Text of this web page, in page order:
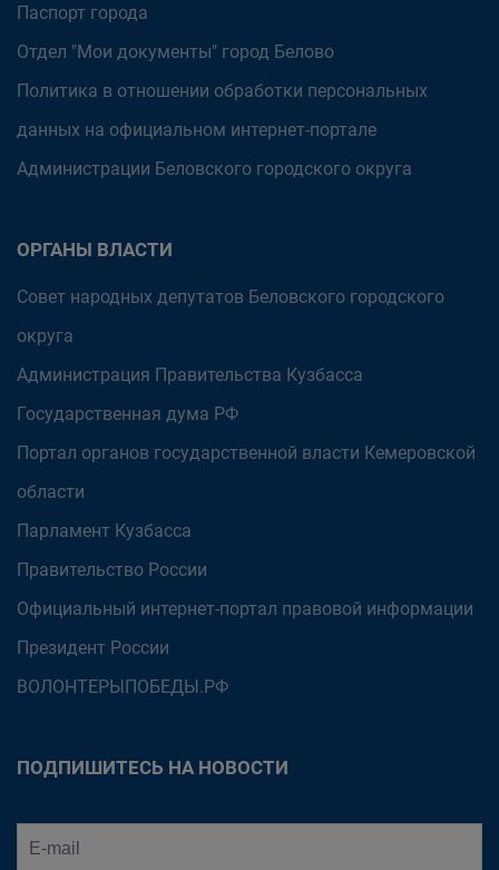
Паспорт города
Отдел "Мои документы" город Белово
Политика в отношении обработки персональных
данных на официальном интернет-портале
Администрации Беловского городского округа
ОРГАНЫ ВЛАСТИ
Совет народных депутатов Беловского городского
округа
Администрация Правительства Кузбасса
Государственная дума РФ
Портал органов государственной власти Кемеровской
области
Парламент Кузбасса
Правительство России
Официальный интернет-портал правовой информации
Президент России
ВОЛОНТЕРЫПОБЕДЫ.РФ
ПОДПИШИТЕСЬ НА НОВОСТИ